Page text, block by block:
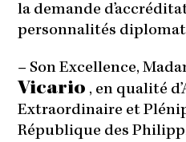
la demande
personnalités
– Son Excellence,
Vicario , en qualité
Extraordinaire et
République des